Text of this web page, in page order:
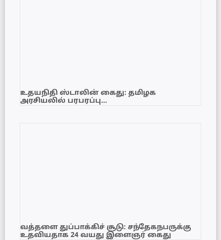
உதயநிதி ஸ்டாலின் கைது: தமிழக
அரசியலில் பரபரப்பு…
வத்தளை துப்பாக்கிச் சூடு: சந்தேகநபருக்கு
உதவியதாக 24 வயது இளைஞர் கைது